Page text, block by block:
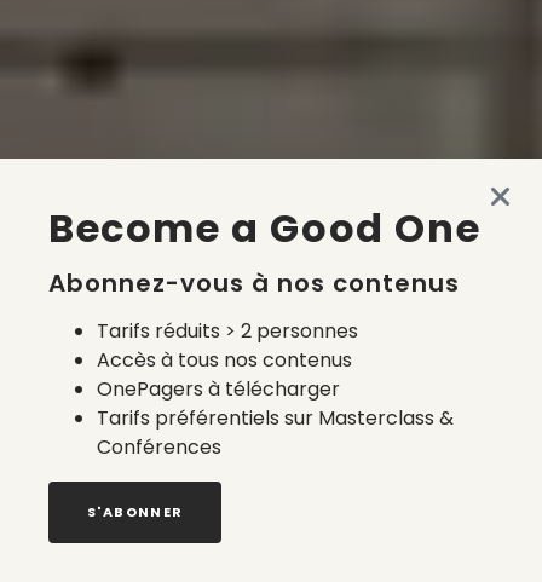
Become a Good One
Abonnez-vous à nos contenus
Tarifs réduits > 2 personnes
Accès à tous nos contenus
OnePagers à télécharger
Tarifs préférentiels sur Masterclass &
Conférences
S'ABONNER